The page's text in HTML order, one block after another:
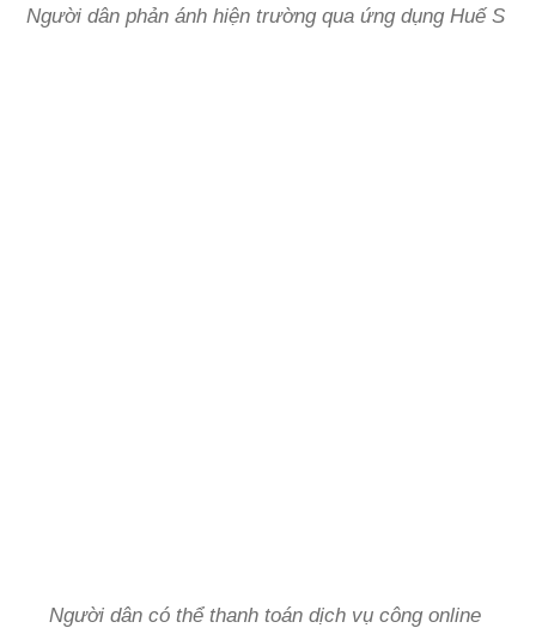
Người dân phản ánh hiện trường qua ứng dụng Huế S
Người dân có thể thanh toán dịch vụ công online